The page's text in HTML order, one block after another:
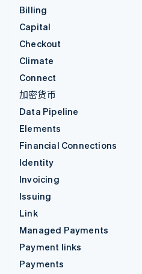
Billing
Capital
Checkout
Climate
Connect
加密货币
Data Pipeline
Elements
Financial Connections
Identity
Invoicing
Issuing
Link
Managed Payments
Payment links
Payments